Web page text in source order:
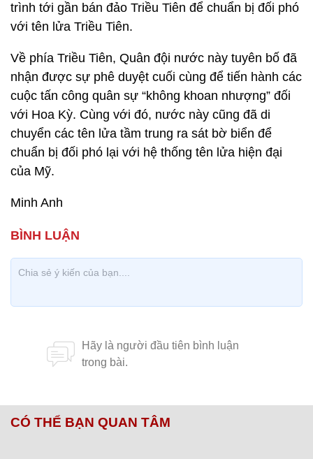
trình tới gần bán đảo Triều Tiên để chuẩn bị đối phó
với tên lửa Triều Tiên.
Về phía Triều Tiên, Quân đội nước này tuyên bố đã
nhận được sự phê duyệt cuối cùng để tiến hành các
cuộc tấn công quân sự “không khoan nhượng” đối
với Hoa Kỳ. Cùng với đó, nước này cũng đã di
chuyển các tên lửa tầm trung ra sát bờ biển để
chuẩn bị đối phó lại với hệ thống tên lửa hiện đại
của Mỹ.
Minh Anh
CÓ THỂ BẠN QUAN TÂM